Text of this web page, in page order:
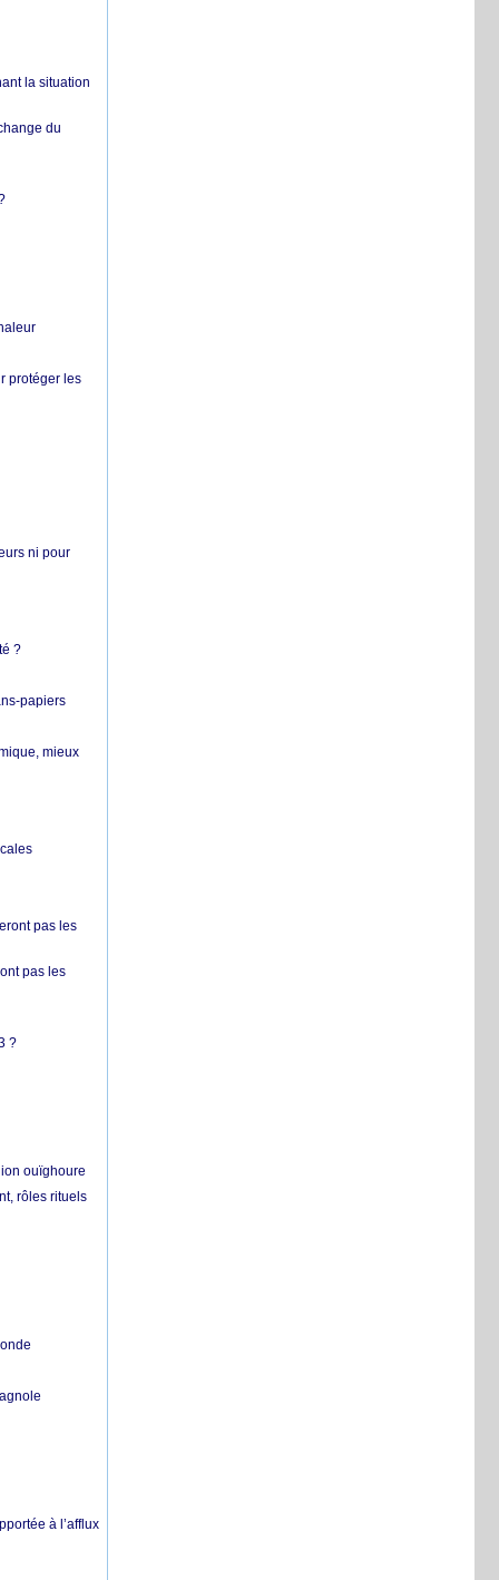
la situation
du
protéger les
ni pour
?
papiers
mieux
pas les
pas les
?
ouïghoure
rôles rituels
à l’afflux